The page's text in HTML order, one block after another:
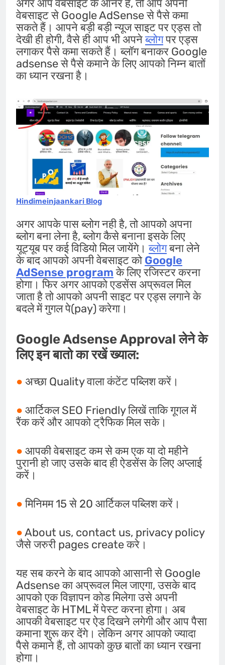
अगर आप वेबसाईट के ऑनर है, तो आप अपनी
वेबसाइट से Google AdSense से पैसे कमा
सकते हैं। आपने बड़ी बड़ी न्यूज साइट पर एड्स तो
देखी ही होगी, वैसे ही आप भी अपनेब्लोगपर एड्स
लगाकर पैसे कमा सकते हैं। ब्लॉग बनाकर Google
adsense से पैसे कमाने के लिए आपको निम्न बातों
का ध्यान रखना है।
Hindimeinjaankari Blog
अगर आपके पास ब्लोग नही है, तो आपको अपना
ब्लोग बना लेना है, ब्लोग कैसे बनाना इसके लिए
यूट्यूब पर कई विडियो मिल जायेंगे।ब्लोगबना लेने
के बाद आपको अपनी वेबसाइट कोGoogle
AdSense programके लिए रजिस्टर करना
होगा। फिर अगर आपको एडसेंस अप्रूवल मिल
जाता है तो आपको अपनी साइट पर एड्स लगाने के
बदले में गुगल पे(pay) करेगा।
Google Adsense Approval लेने के
लिए इन बातो का रखें ख्याल:
● अच्छा Quality वाला कंटेंट पब्लिश करें।
● आर्टिकल SEO Friendly लिखें ताकि गूगल में
रैंक करें और आपको ट्रैफिक मिल सके।
● आपकी वेबसाइट कम से कम एक या दो महीने
पुरानी हो जाए उसके बाद ही ऐडसेंस के लिए अप्लाई
करें।
●मिनिमम 15 से 20 आर्टिकल पब्लिश करें।
●About us, contact us, privacy policy
जैसे जरुरी pages create करे।
यह सब करने के बाद आपको आसानी से Google
Adsense का अप्रूवल मिल जाएगा, उसके बाद
आपको एक विज्ञापन कोड मिलेगा उसे अपनी
वेबसाइट के HTML में पेस्ट करना होगा। अब
आपकी वेबसाइट पर ऐड दिखने लगेगी और आप पैसा
कमाना शुरू कर देंगे। लेकिन अगर आपको ज्यादा
पैसे कमाने हैं, तो आपको कुछ बातों का ध्यान रखना
होगा।